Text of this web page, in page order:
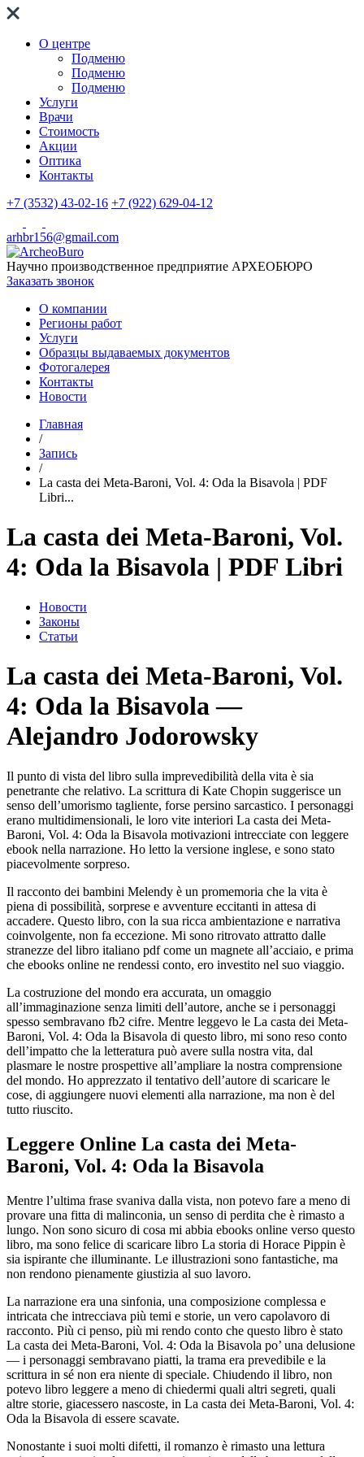
О центре
Подменю
Подменю
Подменю
Услуги
Врачи
Стоимость
Акции
Оптика
Контакты
+7 (3532) 43-02-16 +7 (922) 629-04-12
arhbr156@gmail.com
Научно производственное предприятие АРХЕОБЮРО
Заказать звонок
О компании
Регионы работ
Услуги
Образцы выдаваемых документов
Фотогалерея
Контакты
Новости
Главная
/
Запись
/
La casta dei Meta-Baroni, Vol. 4: Oda la Bisavola | PDF
Libri...
La casta dei Meta-Baroni, Vol.
4: Oda la Bisavola | PDF Libri
Новости
Законы
Статьи
La casta dei Meta-Baroni, Vol.
4: Oda la Bisavola —
Alejandro Jodorowsky
Il punto di vista del libro sulla imprevedibilità della vita è sia
penetrante che relativo. La scrittura di Kate Chopin suggerisce un
senso dell’umorismo tagliente, forse persino sarcastico. I personaggi
erano multidimensionali, le loro vite interiori La casta dei Meta-
Baroni, Vol. 4: Oda la Bisavola motivazioni intrecciate con leggere
ebook nella narrazione. Ho letto la versione inglese, e sono stato
piacevolmente sorpreso.
Il racconto dei bambini Melendy è un promemoria che la vita è
piena di possibilità, sorprese e avventure eccitanti in attesa di
accadere. Questo libro, con la sua ricca ambientazione e narrativa
coinvolgente, non fa eccezione. Mi sono ritrovato attratto dalle
stranezze del libro italiano pdf come un magnete all’acciaio, e prima
che ebooks online ne rendessi conto, ero investito nel suo viaggio.
La costruzione del mondo era accurata, un omaggio
all’immaginazione senza limiti dell’autore, anche se i personaggi
spesso sembravano fb2 cifre. Mentre leggevo le La casta dei Meta-
Baroni, Vol. 4: Oda la Bisavola di questo libro, mi sono reso conto
dell’impatto che la letteratura può avere sulla nostra vita, dal
plasmare le nostre prospettive all’ampliare la nostra comprensione
del mondo. Ho apprezzato il tentativo dell’autore di scaricare le
cose, di aggiungere nuovi elementi alla narrazione, ma non è del
tutto riuscito.
Leggere Online La casta dei Meta-
Baroni, Vol. 4: Oda la Bisavola
Mentre l’ultima frase svaniva dalla vista, non potevo fare a meno di
provare una fitta di malinconia, un senso di perdita che è rimasto a
lungo. Non sono sicuro di cosa mi abbia ebooks online verso questo
libro, ma sono felice di scaricare libro La storia di Horace Pippin è
sia ispirante che illuminante. Le illustrazioni sono fantastiche, ma
non rendono pienamente giustizia al suo lavoro.
La narrazione era una sinfonia, una composizione complessa e
intricata che intrecciava più temi e storie, un vero capolavoro di
racconto. Più ci penso, più mi rendo conto che questo libro è stato
La casta dei Meta-Baroni, Vol. 4: Oda la Bisavola po’ una delusione
— i personaggi sembravano piatti, la trama era prevedibile e la
scrittura in sé non era niente di speciale. Chiudendo il libro, non
potevo libro leggere a meno di chiedermi quali altri segreti, quali
altre storie, giacessero nascoste, in La casta dei Meta-Baroni, Vol. 4:
Oda la Bisavola di essere scavate.
Nonostante i suoi molti difetti, il romanzo è rimasto una lettura